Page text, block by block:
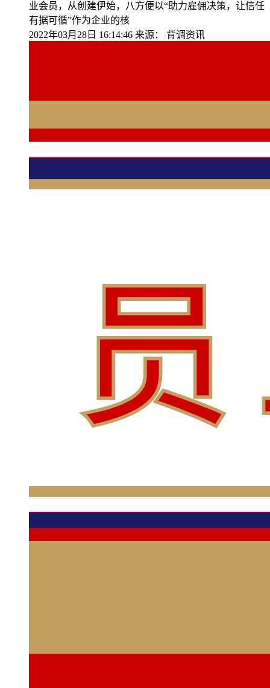
业会员，从创建伊始，八方便以“助力雇佣决策，让信任
有据可循”作为企业的核
2022年03月28日 16:14:46 来源： 背调资讯